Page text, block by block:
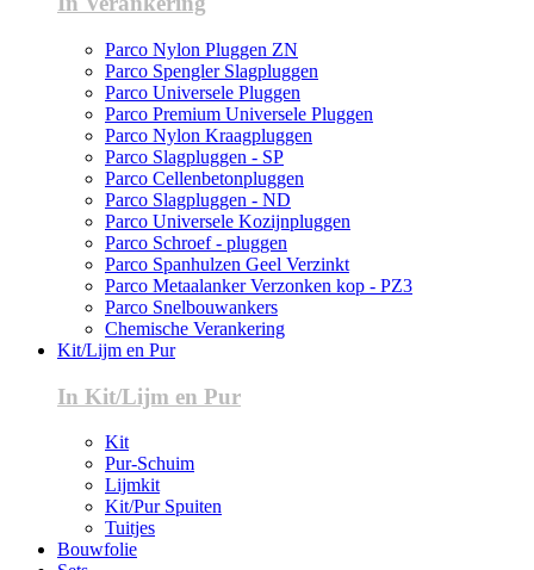
Parco Nylon Pluggen ZN
Parco Spengler Slagpluggen
Parco Universele Pluggen
Parco Premium Universele Pluggen
Parco Nylon Kraagpluggen
Parco Slagpluggen - SP
Parco Cellenbetonpluggen
Parco Slagpluggen - ND
Parco Universele Kozijnpluggen
Parco Schroef - pluggen
Parco Spanhulzen Geel Verzinkt
Parco Metaalanker Verzonken kop - PZ3
Parco Snelbouwankers
Chemische Verankering
Kit/Lijm en Pur
In Kit/Lijm en Pur
Kit
Pur-Schuim
Lijmkit
Kit/Pur Spuiten
Tuitjes
Bouwfolie